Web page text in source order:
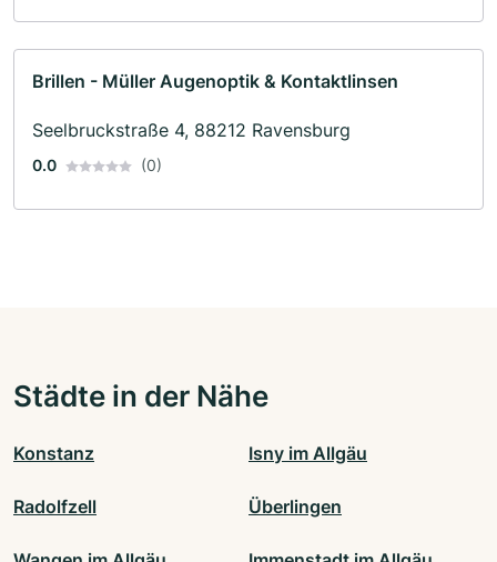
Brillen - Müller Augenoptik & Kontaktlinsen
Seelbruckstraße 4, 88212 Ravensburg
0.0 (0)
Städte in der Nähe
Konstanz Isny im Allgäu
Radolfzell Überlingen